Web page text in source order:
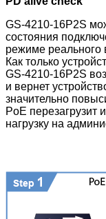
GS-4210-16P2S
состояния
режиме
Как только
GS-4210-16P2S
и вернет
значительно
PoE перезагрузит
нагрузку на